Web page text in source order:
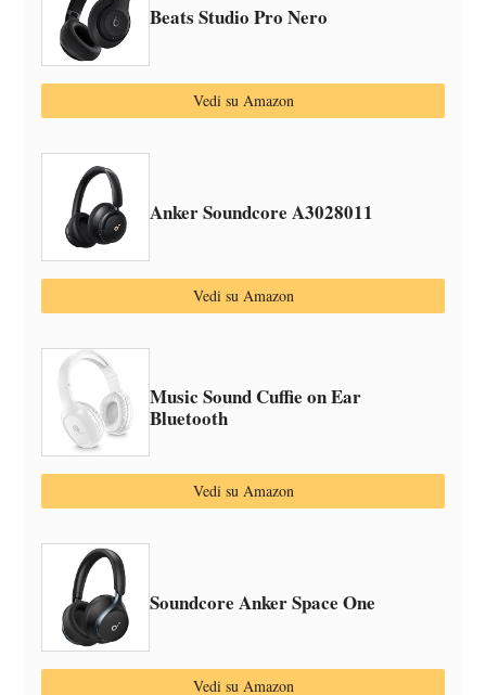
Beats Studio Pro Nero
Vedi su Amazon
Anker Soundcore A3028011
Vedi su Amazon
Music Sound Cuffie on Ear
Bluetooth
Vedi su Amazon
Soundcore Anker Space One
Vedi su Amazon